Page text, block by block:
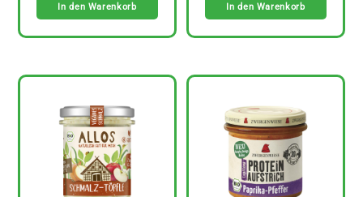
In den Warenkorb In den Warenkorb